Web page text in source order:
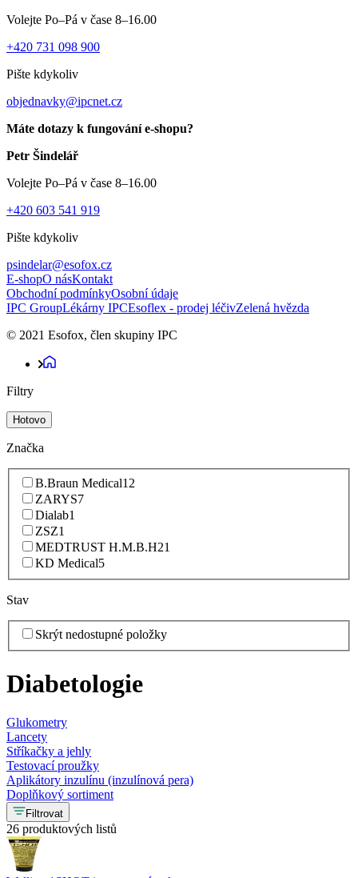
Volejte Po–Pá v čase 8–16.00
+420 731 098 900
Pište kdykoliv
objednavky@ipcnet.cz
Máte dotazy k fungování e-shopu?
Petr Šindelář
Volejte Po–Pá v čase 8–16.00
+420 603 541 919
Pište kdykoliv
psindelar@esofox.cz
E-shopO násKontakt
Obchodní podmínkyOsobní údaje
IPC GroupLékárny IPCEsoflex - prodej léčivZelená hvězda
© 2021 Esofox, člen skupiny IPC
Filtry
Hotovo
Značka
B.Braun Medical12
ZARYS7
Dialab1
ZSZ1
MEDTRUST H.M.B.H21
KD Medical5
Stav
Skrýt nedostupné položky
Diabetologie
Glukometry
Lancety
Stříkačky a jehly
Testovací proužky
Aplikátory inzulínu (inzulínová pera)
Doplňkový sortiment
Filtrovat
26 produktových listů